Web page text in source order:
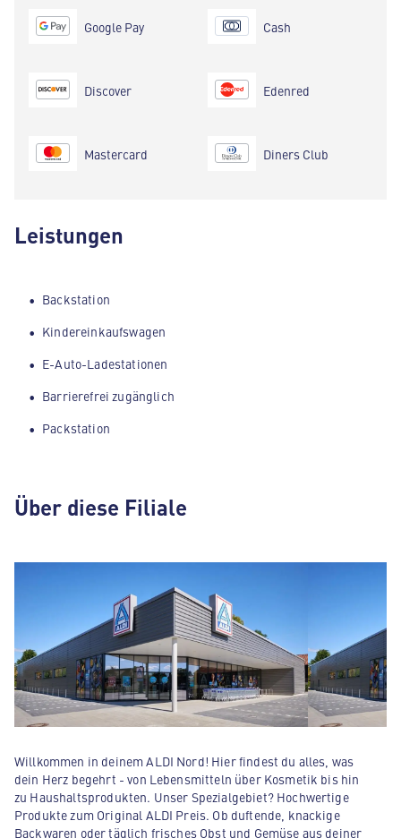
Google Pay
Discover
Mastercard
Cash
Edenred
Diners Club
Leistungen
Backstation
Kindereinkaufswagen
E-Auto-Ladestationen
Barrierefrei zugänglich
Packstation
Über diese Filiale
Willkommen in deinem ALDI Nord! Hier findest du alles, was
dein Herz begehrt - von Lebensmitteln über Kosmetik bis hin
zu Haushaltsprodukten. Unser Spezialgebiet? Hochwertige
Produkte zum Original ALDI Preis. Ob duftende, knackige
Backwaren oder täglich frisches Obst und Gemüse aus deiner